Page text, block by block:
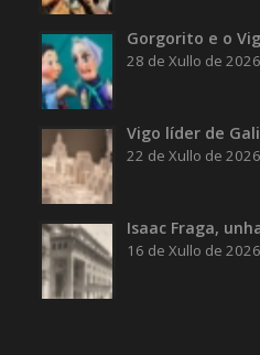
Gorgorito e o
28 de Xullo de
Vigo líder de
22 de Xullo de
Isaac Fraga,
16 de Xullo de